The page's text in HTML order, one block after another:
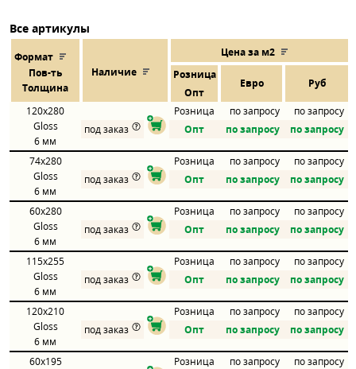
Все артикулы
Формат
Пов-ть
Толщина
Наличие
Цена за м2
Розница
Евро Руб
Опт
120x280
Gloss
6 мм
Розница по запросу
по запросу
под заказ
Опт по запросу по запросу
74x280
Gloss
6 мм
Розница по запросу
по запросу
под заказ
Опт по запросу по запросу
60x280
Gloss
6 мм
Розница по запросу
по запросу
под заказ
Опт по запросу по запросу
115x255
Gloss
6 мм
Розница по запросу
по запросу
под заказ
Опт по запросу по запросу
120x210
Gloss
6 мм
Розница по запросу
по запросу
под заказ
Опт по запросу по запросу
60x195
Розница по запросу
по запросу